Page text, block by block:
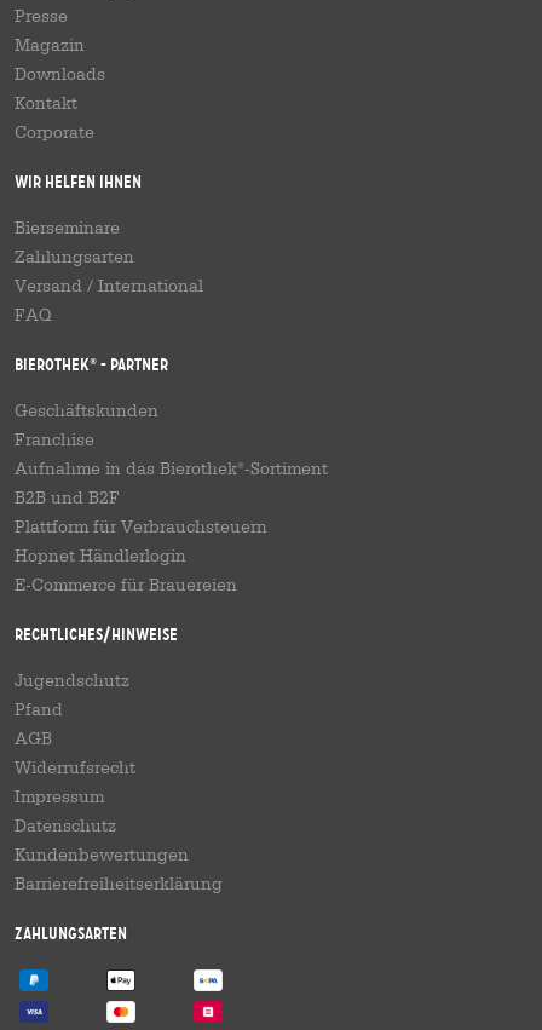
Presse
Magazin
Downloads
Kontakt
Corporate
Wir helfen Ihnen
Bierseminare
Zahlungsarten
Versand / International
FAQ
Bierothek® - Partner
Geschäftskunden
Franchise
Aufnahme in das Bierothek®-Sortiment
B2B und B2F
Plattform für Verbrauchsteuern
Hopnet Händlerlogin
E-Commerce für Brauereien
Rechtliches/Hinweise
Jugendschutz
Pfand
AGB
Widerrufsrecht
Impressum
Datenschutz
Kundenbewertungen
Barrierefreiheitserklärung
Zahlungsarten